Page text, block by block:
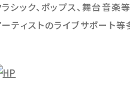
ラシック、ポップス、舞台音楽
ーティストのライブサポート